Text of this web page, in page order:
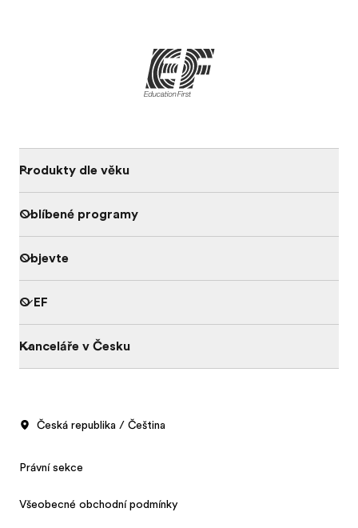
Produkty dle věku
Oblíbené programy
Objevte
O EF
Kanceláře v Česku
Česká republika / Čeština
Právní sekce
Všeobecné obchodní podmínky